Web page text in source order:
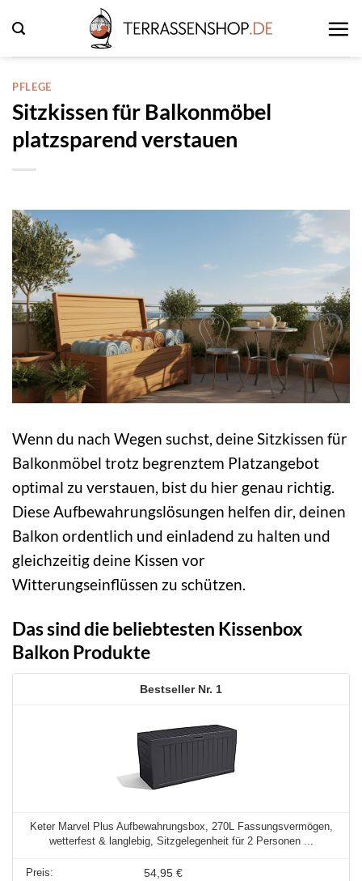
Inhalt
springen
PFLEGE
Sitzkissen für Balkonmöbel
platzsparend verstauen
Wenn du nach Wegen suchst, deine Sitzkissen für
Balkonmöbel trotz begrenztem Platzangebot
optimal zu verstauen, bist du hier genau richtig.
Diese Aufbewahrungslösungen helfen dir, deinen
Balkon ordentlich und einladend zu halten und
gleichzeitig deine Kissen vor
Witterungseinflüssen zu schützen.
Das sind die beliebtesten Kissenbox
Balkon Produkte
1
Keter Marvel Plus Aufbewahrungsbox, 270L Fassungsvermögen,
wetterfest & langlebig, Sitzgelegenheit für 2 Personen ...
54,95 €